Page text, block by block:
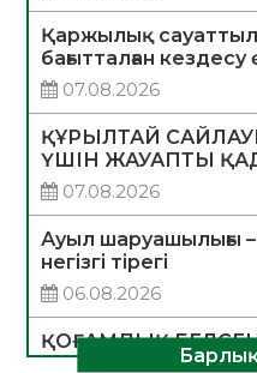
Қаржылық
бағытталған кездесу
07.08.2026
ҚҰРЫЛТАЙ
ҮШІН ЖАУАПТЫ
07.08.2026
Ауыл шаруашылығы
негізгі тірегі
06.08.2026
ҚОҒАМДЫҚ
ДАМУЫНЫҢ НЕГІЗІ